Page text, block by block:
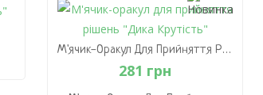
1048 грн
В Кошик М'ячик-Оракул Для Прийняття Рішень "Дика Крутість"
281 грн